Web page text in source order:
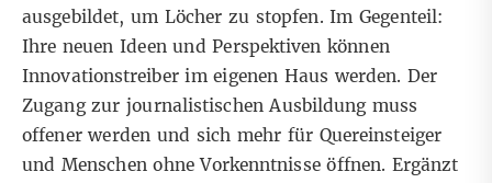
ausgebildet, um Löcher zu stopfen. Im Gegenteil:
Ihre neuen Ideen und Perspektiven können
Innovationstreiber im eigenen Haus werden. Der
Zugang zur journalistischen Ausbildung muss
offener werden und sich mehr für Quereinsteiger
und Menschen ohne Vorkenntnisse öffnen. Ergänzt